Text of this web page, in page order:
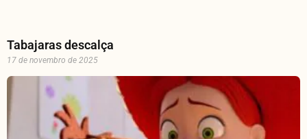
Tabajaras descalça
17 de novembro de 2025